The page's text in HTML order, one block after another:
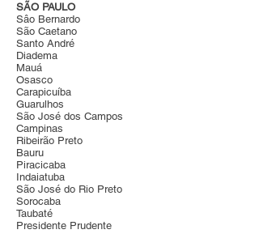
SÃO PAULO
Sâo Bernardo
São Caetano
Santo André
Diadema
Mauá
Osasco
Carapicuíba
Guarulhos
São José dos Campos
Campinas
Ribeirão Preto
Bauru
Piracicaba
Indaiatuba
São José do Rio Preto
Sorocaba
Taubaté
Presidente Prudente